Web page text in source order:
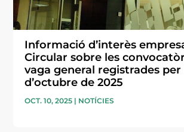
Informació d’interès
Circular sobre les
vaga general registrades per
d’octubre de 2025
OCT. 10, 2025 | NOTÍCIES